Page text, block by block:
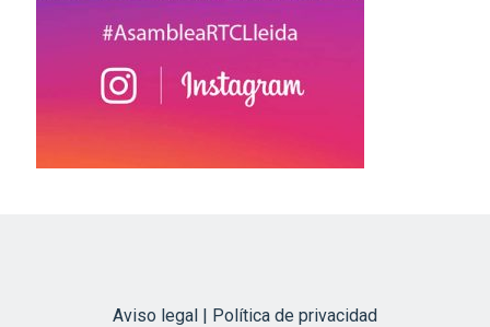
Aviso legal | Política de privacidad